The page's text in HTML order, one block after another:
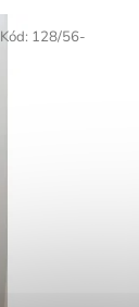
Kód: 128/56-